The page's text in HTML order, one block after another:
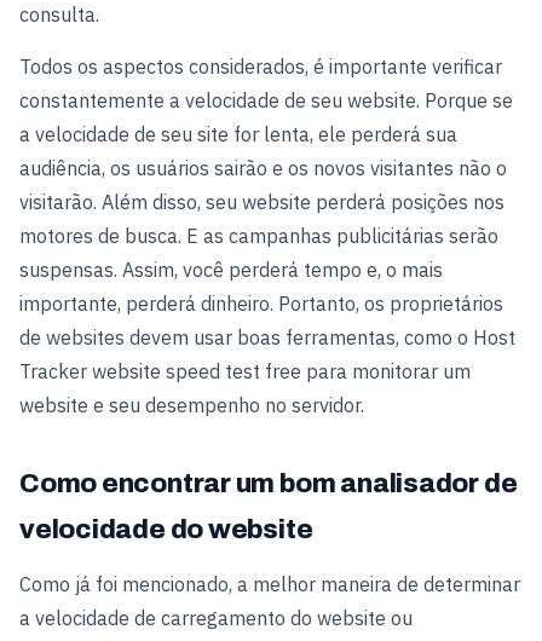
consulta.
Todos os aspectos considerados, é importante verificar
constantemente a velocidade de seu website. Porque se
a velocidade de seu site for lenta, ele perderá sua
audiência, os usuários sairão e os novos visitantes não o
visitarão. Além disso, seu website perderá posições nos
motores de busca. E as campanhas publicitárias serão
suspensas. Assim, você perderá tempo e, o mais
importante, perderá dinheiro. Portanto, os proprietários
de websites devem usar boas ferramentas, como o Host
Tracker website speed test free para monitorar um
website e seu desempenho no servidor.
Como encontrar um bom analisador de
velocidade do website
Como já foi mencionado, a melhor maneira de determinar
a velocidade de carregamento do website ou